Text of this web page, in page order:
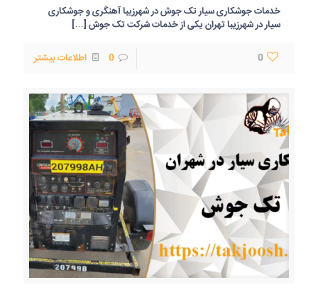
خدمات جوشکاری سیار تک جوش در شهرزیبا آهنگری و جوشکاری
سیار در شهرزیبا تهران یکی از خدمات شرکت تک جوش […]
0
0 اطلاعات بیشتر